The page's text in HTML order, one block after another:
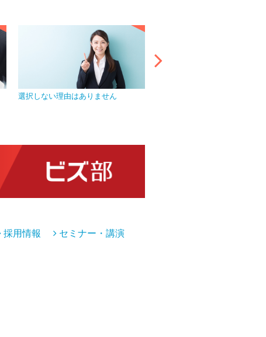
選択しない理由はありません
採用情報
セミナー・講演